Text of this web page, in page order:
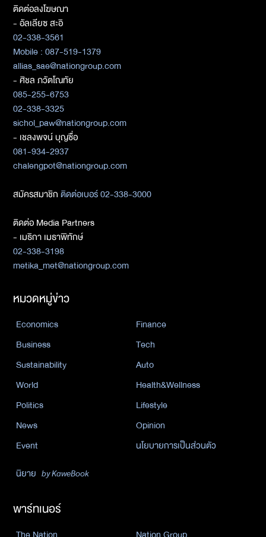
ติดต่อลงโฆษณา
- อัลเลียซ สะอิ
02-338-3561
Mobile : 087-519-1379
allias_sae@nationgroup.com
- ศิชล ภวัตโณทัย
085-255-6753
02-338-3325
sichol_paw@nationgroup.com
- เชลงพจน์ บุญซื่อ
081-934-2937
chalengpot@nationgroup.com
สมัครสมาชิกติดต่อเบอร์ 02-338-3000
ติดต่อ Media Partners
- เมธิกา เมธาพิทักษ์
02-338-3198
metika_met@nationgroup.com
หมวดหมู่ข่าว
Economics
Finance
Business
Tech
Sustainability
Auto
World
Health&Wellness
Politics
Lifestyle
News
Opinion
Event
นโยบายการเป็นส่วนตัว
นิยาย by KaweBook
พาร์ทเนอร์